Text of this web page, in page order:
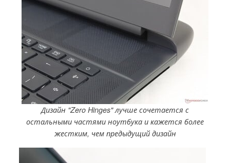
Дизайн "Zero Hinges" лучше сочетается с
остальными частями ноутбука и кажется более
жестким, чем предыдущий дизайн